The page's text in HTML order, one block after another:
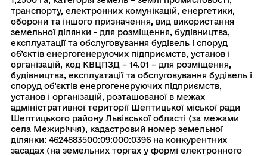
транспорту, електронних комунікацій, енергетики,
оборони та іншого призначення, вид використання
земельної ділянки - для розміщення, будівництва,
експлуатації та обслуговування будівель і споруд
об’єктів енергогенеруючих підприємств, установ і
організацій, код КВЦПЗД – 14.01 – для розміщення,
будівництва, експлуатації та обслуговування будівель і
споруд об’єктів енергогенеруючих підприємств,
установ і організацій, розташованої в межах
адміністративної території Шептицької міської ради
Шептицького району Львівської області (за межами
села Межиріччя), кадастровий номер земельної
ділянки: 4624883500:09:000:0396 на конкурентних
засадах (на земельних торгах у формі електронного